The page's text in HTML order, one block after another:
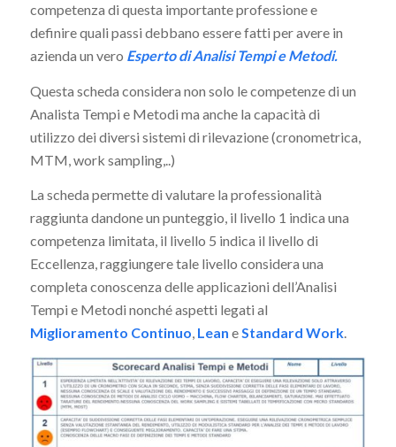
competenza di questa importante professione e
definire quali passi debbano essere fatti per avere in
azienda un vero Esperto di Analisi Tempi e Metodi.
Questa scheda considera non solo le competenze di un
Analista Tempi e Metodi ma anche la capacità di
utilizzo dei diversi sistemi di rilevazione (cronometrica,
MTM, work sampling,..)
La scheda permette di valutare la professionalità
raggiunta dandone un punteggio, il livello 1 indica una
competenza limitata, il livello 5 indica il livello di
Eccellenza, raggiungere tale livello considera una
completa conoscenza delle applicazioni dell’Analisi
Tempi e Metodi nonché aspetti legati al
Miglioramento Continuo, Lean eStandard Work.